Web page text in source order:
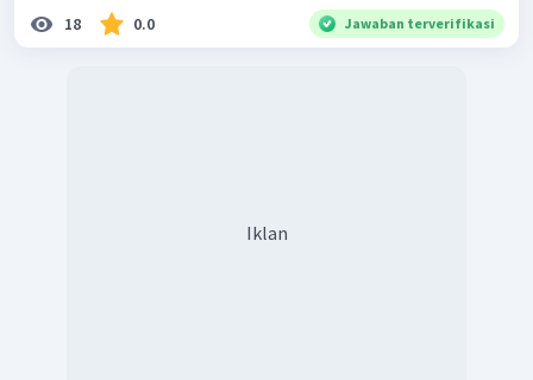
18 0.0 Jawaban terverifikasi
Iklan